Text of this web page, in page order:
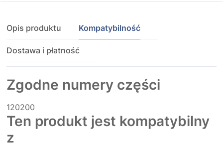
Opis produktu Kompatybilność
Dostawa i płatność
Zgodne numery części
120200
Ten produkt jest kompatybilny
z